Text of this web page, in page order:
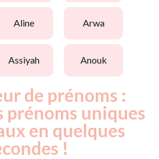
aline arwa
assiyah anouk
de prénoms :
prénoms uniques
en quelques
!